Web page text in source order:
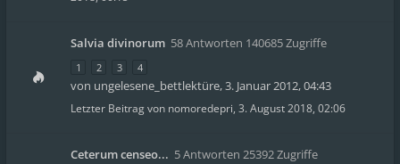
Salvia divinorum 58 Antworten 140685 Zugriffe
1 2 3 4
von ungelesene_bettlektüre,3. Januar 2012, 04:43
Letzter Beitrag von nomoredepri, 3. August 2018, 02:06
Ceterum censeo... 5 Antworten 25392 Zugriffe